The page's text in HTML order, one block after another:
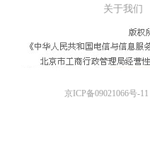
关于我们
京ICP备09021066号-11